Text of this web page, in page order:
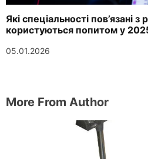
Які спеціальності пов’язані
користуються попитом у
05.01.2026
More From Author